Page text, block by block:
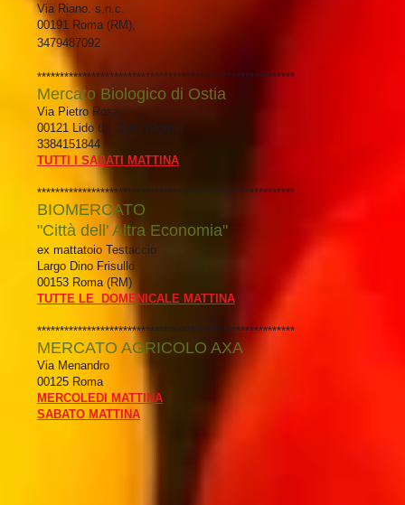
Via Riano. s.n.c.
00191 Roma (RM),
3479487092
*********************************************************
Mercato Biologico di Ostia
Via Pietro Rosa
00121 Lido di Ostia (Roma)
3384151844
TUTTI I SABATI
MATTINA
*********************************************************
BIOMERCATO
"Città dell' Altra Economia"
ex mattatoio Testaccio
Largo Dino Frisullo
00153 Roma (RM)
TUTTE LE DOMENICALE MATTINA
*********************************************************
MERCATO AGRICOLO AXA
Via Menandro
00125 Roma
MERCOLEDI MATTINA
SABATO MATTINA